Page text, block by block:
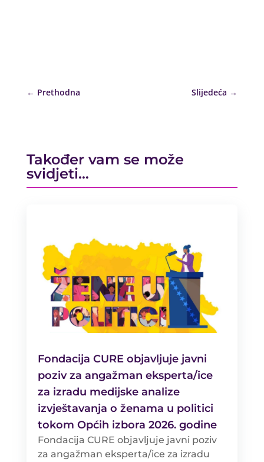
← Prethodna Slijedeća →
Također vam se može
svidjeti…
Fondacija CURE objavljuje javni
poziv za angažman eksperta/ice
za izradu medijske analize
izvještavanja o ženama u politici
tokom Općih izbora 2026. godine
Fondacija CURE objavljuje javni poziv
za angažman eksperta/ice za izradu